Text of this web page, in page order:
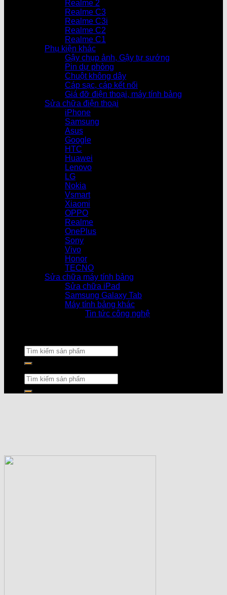
Realme 2
Realme C3
Realme C3i
Realme C2
Realme C1
Phụ kiện khác
Gậy chụp ảnh, Gậy tự sướng
Pin dự phòng
Chuột không dây
Cáp sạc, cáp kết nối
Giá đỡ điện thoại, máy tính bảng
Sửa chữa điện thoại
iPhone
Samsung
Asus
Google
HTC
Huawei
Lenovo
LG
Nokia
Vsmart
Xiaomi
OPPO
Realme
OnePlus
Sony
Vivo
Honor
TECNO
Sửa chữa máy tính bảng
Sửa chữa iPad
Samsung Galaxy Tab
Máy tính bảng khác
Tin tức công nghệ